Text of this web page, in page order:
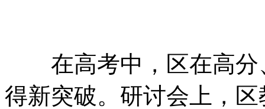
在高考中，区在高分
得新突破。研讨会上，